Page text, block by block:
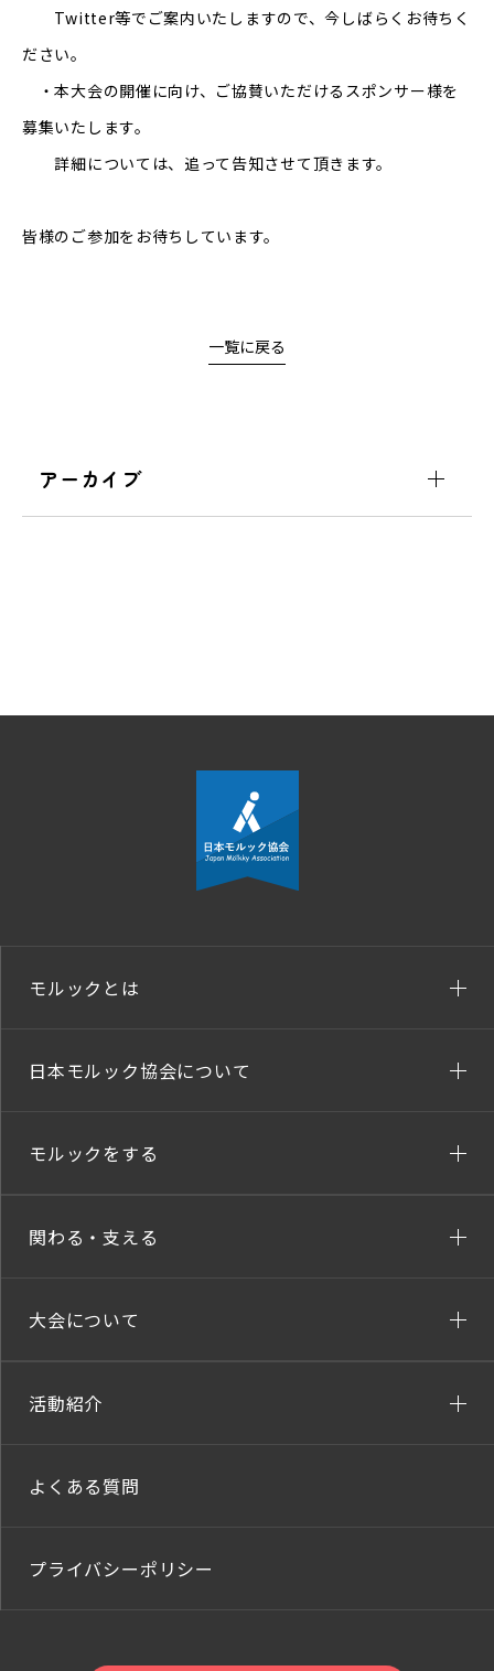
Twitter等でご案内いたしますので、今しばらくお待ちく
ださい。
・本大会の開催に向け、ご協賛いただけるスポンサー様を
募集いたします。
詳細については、追って告知させて頂きます。
皆様のご参加をお待ちしています。
一覧に戻る
アーカイブ
モルックとは
日本モルック協会について
モルックをする
関わる・支える
大会について
活動紹介
よくある質問
プライバシーポリシー